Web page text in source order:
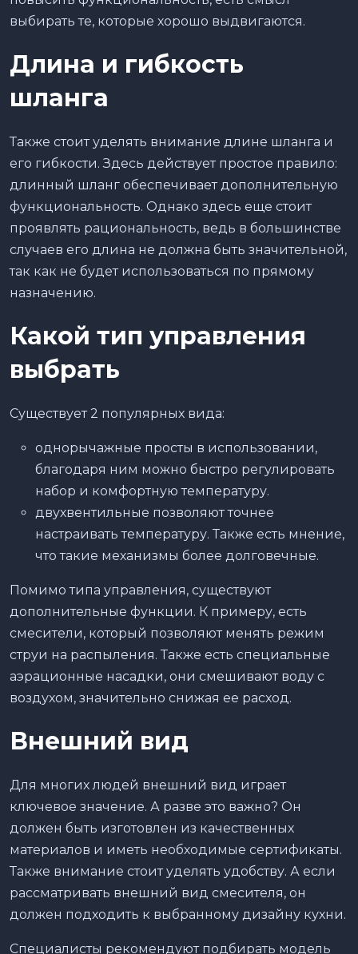
выбирать те, которые хорошо выдвигаются.
Длина и гибкость
шланга
Также стоит уделять внимание длине шланга и
его гибкости. Здесь действует простое правило:
длинный шланг обеспечивает дополнительную
функциональность. Однако здесь еще стоит
проявлять рациональность, ведь в большинстве
случаев его длина не должна быть значительной,
так как не будет использоваться по прямому
назначению.
Какой тип управления
выбрать
Существует 2 популярных вида:
однорычажные просты в использовании,
благодаря ним можно быстро регулировать
набор и комфортную температуру.
двухвентильные позволяют точнее
настраивать температуру. Также есть мнение,
что такие механизмы более долговечные.
Помимо типа управления, существуют
дополнительные функции. К примеру, есть
смесители, который позволяют менять режим
струи на распыления. Также есть специальные
аэрационные насадки, они смешивают воду с
воздухом, значительно снижая ее расход.
Внешний вид
Для многих людей внешний вид играет
ключевое значение. А разве это важно? Он
должен быть изготовлен из качественных
материалов и иметь необходимые сертификаты.
Также внимание стоит уделять удобству. А если
рассматривать внешний вид смесителя, он
должен подходить к выбранному дизайну кухни.
Специалисты рекомендуют подбирать модель